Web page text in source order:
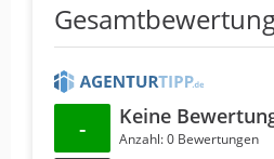
- Keine
Anzahl: 0 Bewertungen